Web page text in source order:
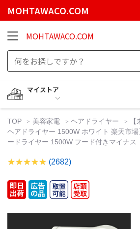
MOHTAWACO.COM
MOHTAWACO.COM
マイストア
TOP 美容家電 ヘアドライヤー
ヘアドライヤー 1500W ホワイト 楽天市
ードライヤー 1500W フード付きマイナス
(2682)